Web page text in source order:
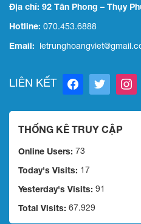
Địa chỉ: 92 Tân Phong – Thụy
Hotline: 070.453.6888
Email:
LIÊN KẾT facebooktwitter
THỐNG KÊ TRUY CẬP
Online Users: 73
Today's Visits: 17
Yesterday's Visits: 91
Total Visits: 67.929